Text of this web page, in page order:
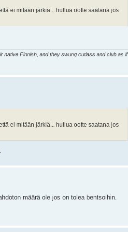
ei mitään järkiä... hullua ootte saatana jos
native Finnish, and they swung cutlass and club as if
ei mitään järkiä... hullua ootte saatana jos
määrä ole jos on tolea bentsoihin.